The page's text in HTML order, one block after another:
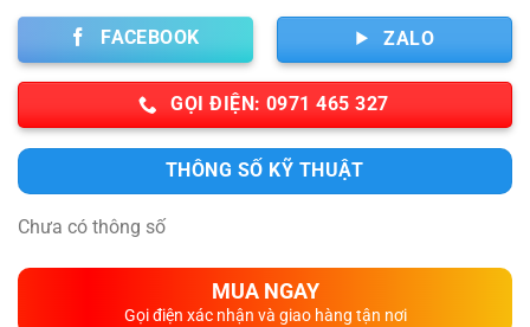
FACEBOOK ZALO
GỌI ĐIỆN: 0971 465 327
THÔNG SỐ KỸ THUẬT
Chưa có thông số
MUA NGAY
Gọi điện xác nhận và giao hàng tận nơi